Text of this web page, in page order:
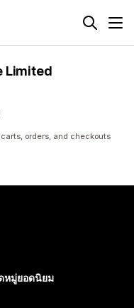
Limited
orders, and checkouts
หมู่ยอดนิยม